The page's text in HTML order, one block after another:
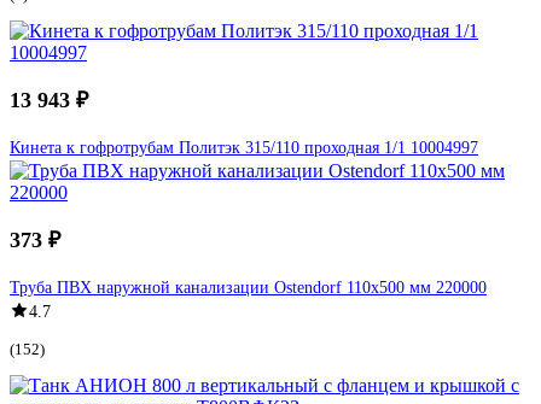
13 943 ₽
Кинета к гофротрубам Политэк 315/110 проходная 1/1 10004997
373 ₽
Труба ПВХ наружной канализации Ostendorf 110х500 мм 220000
4.7
(152)